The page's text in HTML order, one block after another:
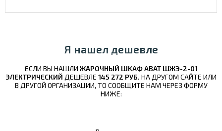
Я нашел дешевле
ЕСЛИ ВЫ НАШЛИ ЖАРОЧНЫЙ ШКАФ ABAT ШЖЭ-2-01
ЭЛЕКТРИЧЕСКИЙ ДЕШЕВЛЕ 145 272 РУБ. НА ДРУГОМ САЙТЕ ИЛИ
В ДРУГОЙ ОРГАНИЗАЦИИ, ТО СООБЩИТЕ НАМ ЧЕРЕЗ ФОРМУ
НИЖЕ: